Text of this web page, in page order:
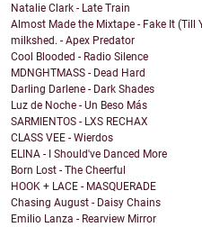
Natalie Clark - Late Train
Almost Made the Mixtape - Fake It (Till
milkshed. - Apex Predator
Cool Blooded - Radio Silence
MDNGHTMASS - Dead Hard
Darling Darlene - Dark Shades
Luz de Noche - Un Beso Más
SARMIENTOS - LXS RECHAX
CLASS VEE - Wierdos
ELINA - I Should've Danced More
Born Lost - The Cheerful
HOOK + LACE - MASQUERADE
Chasing August - Daisy Chains
Emilio Lanza - Rearview Mirror